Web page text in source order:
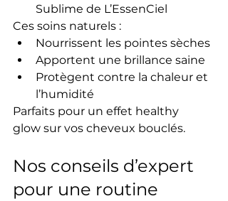
Sublime de L’EssenCiel
Ces soins naturels :
Nourrissent les pointes sèches
Apportent une brillance saine
Protègent contre la chaleur et
l’humidité
Parfaits pour un effet healthy
glow sur vos cheveux bouclés.
Nos conseils d’expert
pour une routine